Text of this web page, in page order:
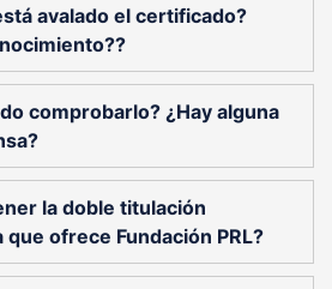
avalado el certificado?
comprobarlo? ¿Hay alguna
la doble titulación
ofrece Fundación PRL?